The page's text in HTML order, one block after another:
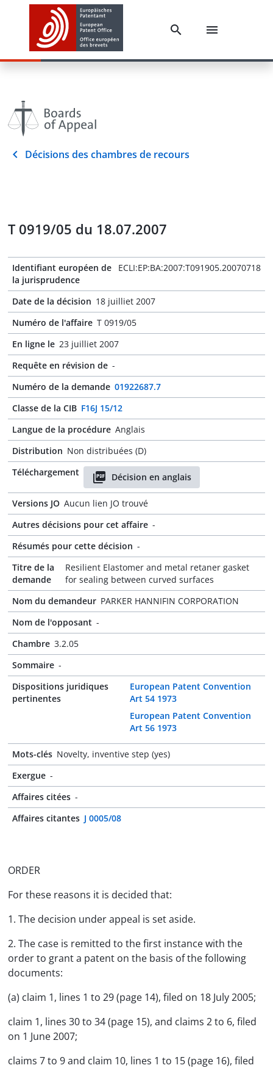
Décisions des chambres de recours
T 0919/05 du 18.07.2007
Identifiant européen de
la jurisprudence
ECLI:EP:BA:2007:T091905.20070718
Date de la décision 18 juilliet 2007
Numéro de l'affaire T 0919/05
En ligne le 23 juilliet 2007
Requête en révision de -
Numéro de la demande 01922687.7
Classe de la CIB F16J 15/12
Langue de la procédure Anglais
Distribution Non distribuées (D)
Téléchargement
Décision en anglais
Versions JO Aucun lien JO trouvé
Autres décisions pour cet affaire -
Résumés pour cette décision -
Titre de la
demande
Resilient Elastomer and metal retaner gasket
for sealing between curved surfaces
Nom du demandeur PARKER HANNIFIN CORPORATION
Nom de l'opposant -
Chambre 3.2.05
Sommaire -
Dispositions juridiques
pertinentes
European Patent Convention
Art 54 1973
European Patent Convention
Art 56 1973
Mots-clés Novelty, inventive step (yes)
Exergue -
Affaires citées -
Affaires citantes J 0005/08
ORDER
For these reasons it is decided that:
1. The decision under appeal is set aside.
2. The case is remitted to the first instance with the
order to grant a patent on the basis of the following
documents:
(a) claim 1, lines 1 to 29 (page 14), filed on 18 July 2005;
claim 1, lines 30 to 34 (page 15), and claims 2 to 6, filed
on 1 June 2007;
claims 7 to 9 and claim 10, lines 1 to 15 (page 16), filed